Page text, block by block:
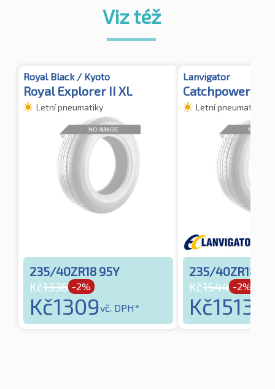
Viz též
Royal Black / Kyoto
Royal Explorer II XL
Letní pneumatiky
235/40ZR18 95Y
Kč1336 -2%
Kč1309vč. DPH*
Lanvigator
Catchpower
Letní pneumatiky
235/40ZR18
Kč1544 -2%
Kč1513